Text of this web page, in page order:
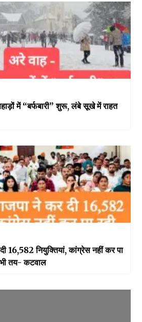
में “बर्फबारी” शुरू, लंबे सूखे में राहत
16,582 नियुक्तियां, कांग्रेस नहीं कर पा
भी तय- कटवाल